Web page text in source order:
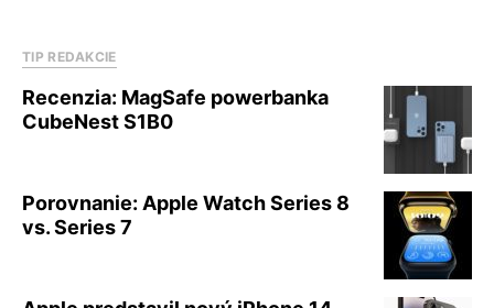
TIP REDAKCIE
Recenzia: MagSafe powerbanka
CubeNest S1B0
Porovnanie: Apple Watch Series 8
vs. Series 7